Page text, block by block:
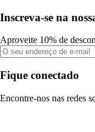
Inscreva-se na
Aproveite 10% de
Fique conectado
Encontre-nos nas redes